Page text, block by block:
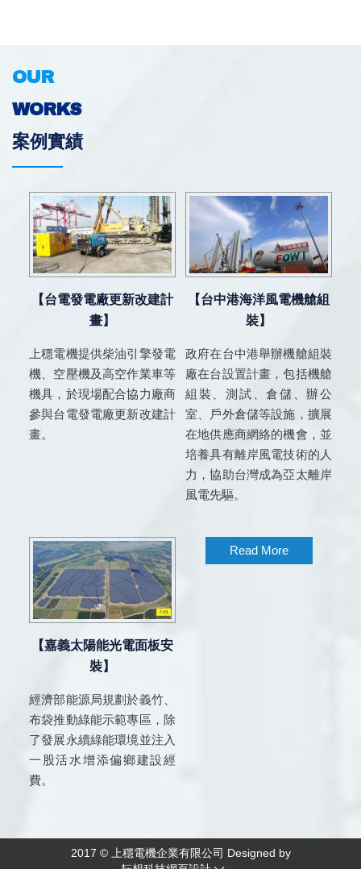
OUR
WORKS
案例實績
【台電發電廠更新改建計
畫】
上穩電機提供柴油引擎發電
機、空壓機及高空作業車等
機具，於現場配合協力廠商
參與台電發電廠更新改建計
畫。
【台中港海洋風電機艙組
裝】
政府在台中港舉辦機艙組裝
廠在台設置計畫，包括機艙
組裝、測試、倉儲、辦公
室、戶外倉儲等設施，擴展
在地供應商網絡的機會，並
培養具有離岸風電技術的人
力，協助台灣成為亞太離岸
風電先驅。
【嘉義太陽能光電面板安
裝】
經濟部能源局規劃於義竹、
布袋推動綠能示範專區，除
了發展永續綠能環境並注入
一股活水增添偏鄉建設經
費。
Read More
2017 © 上穩電機企業有限公司 Designed by